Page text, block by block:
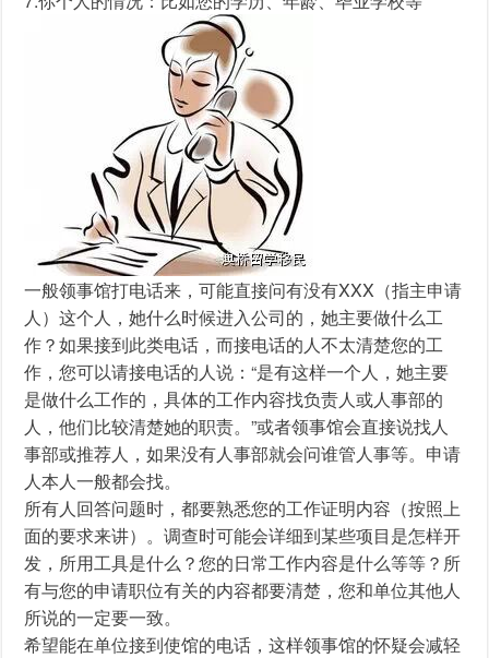
一般领事馆打电话来，可能直接问有没有XXX（指主申请
人）这个人，她什么时候进入公司的，她主要做什么工
作？如果接到此类电话，而接电话的人不太清楚您的工
作，您可以请接电话的人说：“是有这样一个人，她主要
是做什么工作的，具体的工作内容找负责人或人事部的
人，他们比较清楚她的职责。”或者领事馆会直接说找人
事部或推荐人，如果没有人事部就会问谁管人事等。申请
人本人一般都会找。
所有人回答问题时，都要熟悉您的工作证明内容（按照上
面的要求来讲）。调查时可能会详细到某些项目是怎样开
发，所用工具是什么？您的日常工作内容是什么等等？所
有与您的申请职位有关的内容都要清楚，您和单位其他人
所说的一定要一致。
希望能在单位接到使馆的电话，这样领事馆的怀疑会减轻